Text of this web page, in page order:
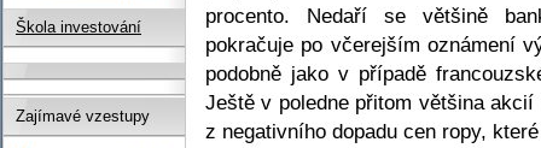
procento. Nedaří se většině
pokračuje po včerejším oznámení
podobně jako v případě
Ještě v poledne přitom většina
z negativního dopadu cen ropy,
Škola investování
Zajímavé vzestupy